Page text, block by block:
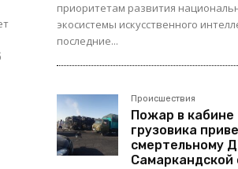
приоритетам развития
экосистемы искусственного
последние...
Происшествия
Пожар в кабине
грузовика
смертельному
Самаркандской